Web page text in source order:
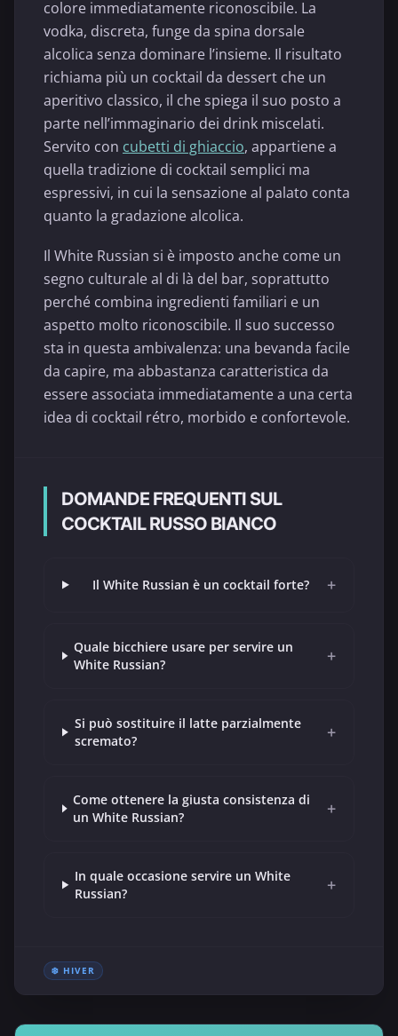
colore immediatamente riconoscibile. La
vodka, discreta, funge da spina dorsale
alcolica senza dominare l’insieme. Il risultato
richiama più un cocktail da dessert che un
aperitivo classico, il che spiega il suo posto a
parte nell’immaginario dei drink miscelati.
Servito con cubetti di ghiaccio, appartiene a
quella tradizione di cocktail semplici ma
espressivi, in cui la sensazione al palato conta
quanto la gradazione alcolica.
Il White Russian si è imposto anche come un
segno culturale al di là del bar, soprattutto
perché combina ingredienti familiari e un
aspetto molto riconoscibile. Il suo successo
sta in questa ambivalenza: una bevanda facile
da capire, ma abbastanza caratteristica da
essere associata immediatamente a una certa
idea di cocktail rétro, morbido e confortevole.
DOMANDE FREQUENTI SUL
COCKTAIL RUSSO BIANCO
Il White Russian è un cocktail forte? +
Quale bicchiere usare per servire un
White Russian?
+
Si può sostituire il latte parzialmente
scremato?
+
Come ottenere la giusta consistenza di
un White Russian?
+
In quale occasione servire un White
Russian?
+
❄️ HIVER